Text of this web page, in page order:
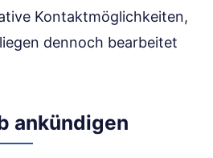
Kontaktmöglichkeiten,
dennoch bearbeitet
ankündigen